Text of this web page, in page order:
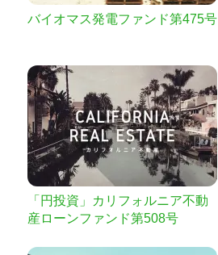
バイオマス発電ファンド第475号
「円投資」カリフォルニア不動
産ローンファンド第508号